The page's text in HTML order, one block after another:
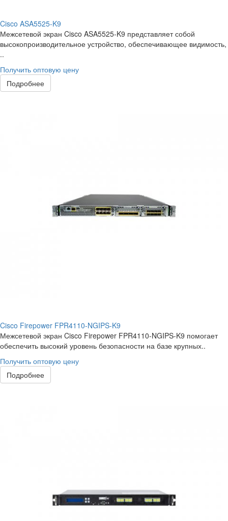
Cisco ASA5525-K9
Межсетевой экран Cisco ASA5525-K9 представляет собой
высокопроизводительное устройство, обеспечивающее видимость,
..
Получить оптовую цену
Подробнее
Cisco Firepower FPR4110-NGIPS-K9
Межсетевой экран Cisco Firepower FPR4110-NGIPS-K9 помогает
обеспечить высокий уровень безопасности на базе крупных..
Получить оптовую цену
Подробнее